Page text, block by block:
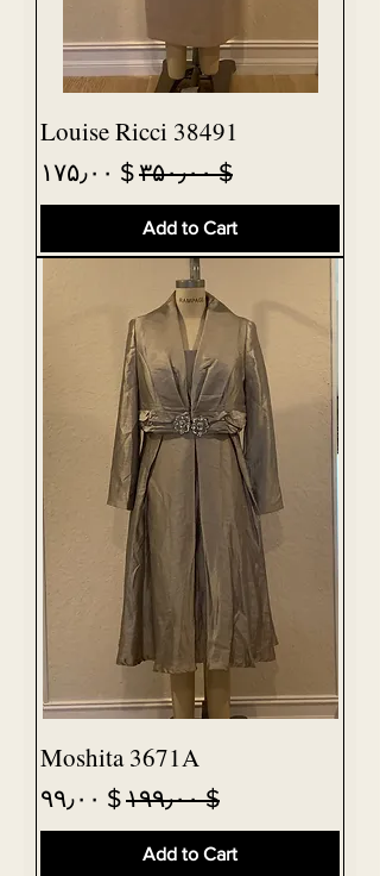
Louise Ricci 38491
Regular Price
$ ۳۵۰٫۰۰ Sale Price
$ ۱۷۵٫۰۰
Add to Cart
Moshita 3671A
Regular Price
$ ۱۹۹٫۰۰ Sale Price
$ ۹۹٫۰۰
Add to Cart